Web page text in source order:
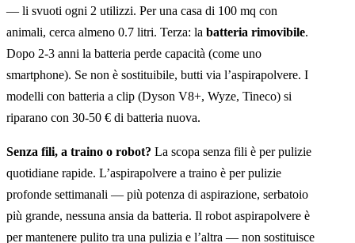
— li svuoti ogni 2 utilizzi. Per una casa di 100 mq con
animali, cerca almeno 0.7 litri. Terza: la batteria rimovibile.
Dopo 2-3 anni la batteria perde capacità (come uno
smartphone). Se non è sostituibile, butti via l’aspirapolvere. I
modelli con batteria a clip (Dyson V8+, Wyze, Tineco) si
riparano con 30-50 € di batteria nuova.
Senza fili, a traino o robot? La scopa senza fili è per pulizie
quotidiane rapide. L’aspirapolvere a traino è per pulizie
profonde settimanali — più potenza di aspirazione, serbatoio
più grande, nessuna ansia da batteria. Il robot aspirapolvere è
per mantenere pulito tra una pulizia e l’altra — non sostituisce